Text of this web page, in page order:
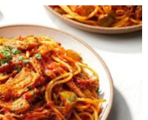
ჩაბნელდა საქართველო
საბოტაჟი, ტექნიკური
თუ
-
თვალჭრელიძის ანალიზი
„პოლიტიკური
- კულუარული
რომლებიც დიდი
ფასად ჯდება